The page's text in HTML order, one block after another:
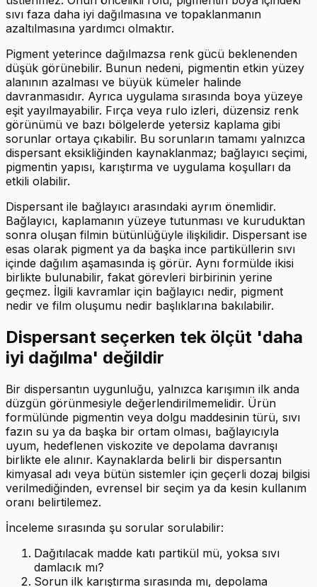
sıvı faza daha iyi dağılmasına ve topaklanmanın
azaltılmasına yardımcı olmaktır.
Pigment yeterince dağılmazsa renk gücü beklenenden
düşük görünebilir. Bunun nedeni, pigmentin etkin yüzey
alanının azalması ve büyük kümeler halinde
davranmasıdır. Ayrıca uygulama sırasında boya yüzeye
eşit yayılmayabilir. Fırça veya rulo izleri, düzensiz renk
görünümü ve bazı bölgelerde yetersiz kaplama gibi
sorunlar ortaya çıkabilir. Bu sorunların tamamı yalnızca
dispersant eksikliğinden kaynaklanmaz; bağlayıcı seçimi,
pigmentin yapısı, karıştırma ve uygulama koşulları da
etkili olabilir.
Dispersant ile bağlayıcı arasındaki ayrım önemlidir.
Bağlayıcı, kaplamanın yüzeye tutunması ve kuruduktan
sonra oluşan filmin bütünlüğüyle ilişkilidir. Dispersant ise
esas olarak pigment ya da başka ince partiküllerin sıvı
içinde dağılım aşamasında iş görür. Aynı formülde ikisi
birlikte bulunabilir, fakat görevleri birbirinin yerine
geçmez. İlgili kavramlar için bağlayıcı nedir, pigment
nedir ve film oluşumu nedir başlıklarına bakılabilir.
Dispersant seçerken tek ölçüt 'daha
iyi dağılma' değildir
Bir dispersantın uygunluğu, yalnızca karışımın ilk anda
düzgün görünmesiyle değerlendirilmemelidir. Ürün
formülünde pigmentin veya dolgu maddesinin türü, sıvı
fazın su ya da başka bir ortam olması, bağlayıcıyla
uyum, hedeflenen viskozite ve depolama davranışı
birlikte ele alınır. Kaynaklarda belirli bir dispersantın
kimyasal adı veya bütün sistemler için geçerli dozaj bilgisi
verilmediğinden, evrensel bir seçim ya da kesin kullanım
oranı belirtilemez.
İnceleme sırasında şu sorular sorulabilir:
Dağıtılacak madde katı partikül mü, yoksa sıvı
damlacık mı?
Sorun ilk karıştırma sırasında mı, depolama